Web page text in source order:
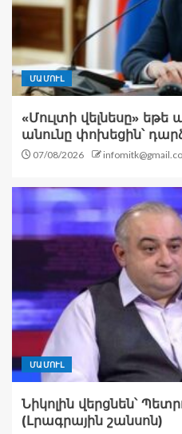
ՄԱՄՈՒԼ
«Մուլտի վելնեսը»
անունը փոխեցին՝
07/08/2026
ՄԱՄՈՒԼ
Նիկոլին վերցնեն՝
(Լրագրային շանսոն)